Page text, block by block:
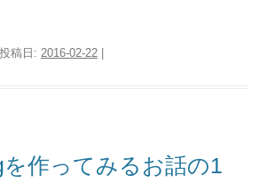
稿日: 2016-02-22 |
作ってみるお話の1